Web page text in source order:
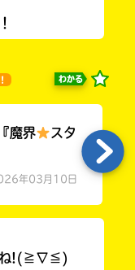
わかる
魔界
スタ
年03月10日
ね!(≧∇≦)